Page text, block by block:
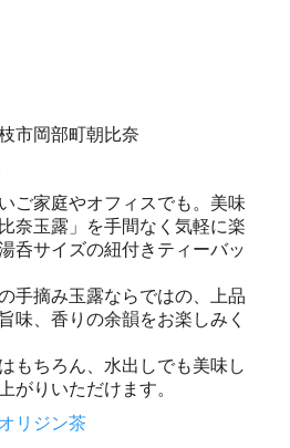
市岡部町朝比奈
ご家庭やオフィスでも。美味
奈玉露」を手間なく気軽に楽
呑サイズの紐付きティーバッ
手摘み玉露ならではの、上品
味、香りの余韻をお楽しみく
もちろん、水出しでも美味し
がりいただけます。
リジン茶